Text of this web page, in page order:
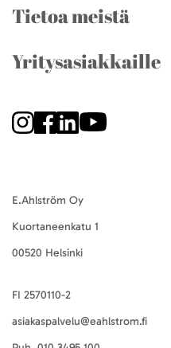
Tietoa meistä
Yritysasiakkaille
E.Ahlström Oy
Kuortaneenkatu 1
00520 Helsinki
FI 2570110-2
asiakaspalvelu@eahlstrom.fi